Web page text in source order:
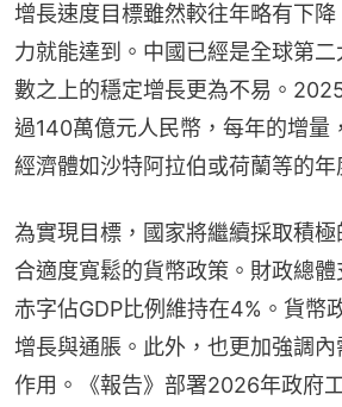
增長速度目標雖然較往年略有下
力就能達到。中國已經是全球第
數之上的穩定增長更為不易。
過140萬億元人民幣，每年的增量
經濟體如沙特阿拉伯或荷蘭等的年
為實現目標，國家將繼續採取積
合適度寬鬆的貨幣政策。財政總體
赤字佔GDP比例維持在4%。貨幣
增長與通脹。此外，也更加強調
作用。《報告》部署2026年政府